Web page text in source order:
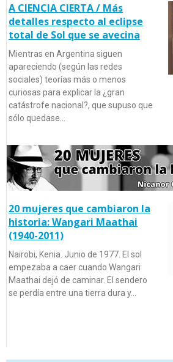
A CIENCIA CIERTA / Más
detalles respecto al eclipse
total de Sol que se avecina
Mientras en Argentina siguen
apareciendo (según las redes
sociales) teorías más o menos
curiosas para explicar la ¿gran
catástrofe nacional?, que supuso que
sólo quedase…
20 mujeres que cambiaron la
historia: Wangari Maathai
(1940-2011)
Nairobi, Kenia. Junio de 1977. El sol
empezaba a caer cuando Wangari
Maathai dejó de caminar. El sendero
se perdía entre una tierra dura y…